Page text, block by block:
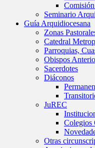
Seminario
Guía Arquidiocesana
Zonas
Catedral
Parroquias,
Obispos
Sacerdotes
Diáconos
JuREC
Colegios
Otras